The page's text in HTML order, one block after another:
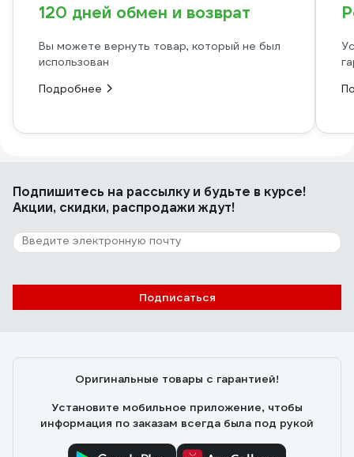
120 дней обмен и возврат
Вы можете вернуть товар, который не был
использован
Подробнее
Подпишитесь на рассылкуи будьте в курсе!
Акции, скидки, распродажи ждут!
Подписаться
Оригинальные товары с гарантией!
Установите мобильное приложение, чтобы
информация по заказам всегда была под рукой